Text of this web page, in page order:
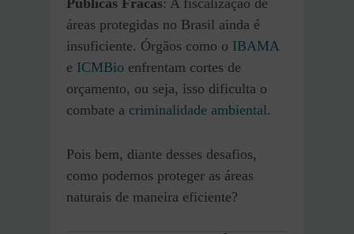
áreas protegidas no Brasil ainda é
insuficiente. Órgãos como o IBAMA
e ICMBio enfrentam cortes de
orçamento, ou seja, isso dificulta o
combate a criminalidade ambiental.
Pois bem, diante desses desafios,
como podemos proteger as áreas
naturais de maneira eficiente?